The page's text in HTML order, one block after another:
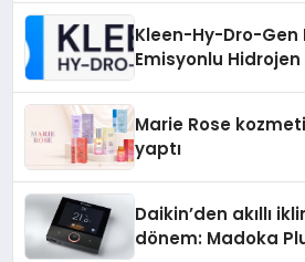
Kleen-Hy-Dro-Gen
Emisyonlu Hidrojen
Marie Rose
yaptı
Daikin’den akıllı
dönem: Madoka